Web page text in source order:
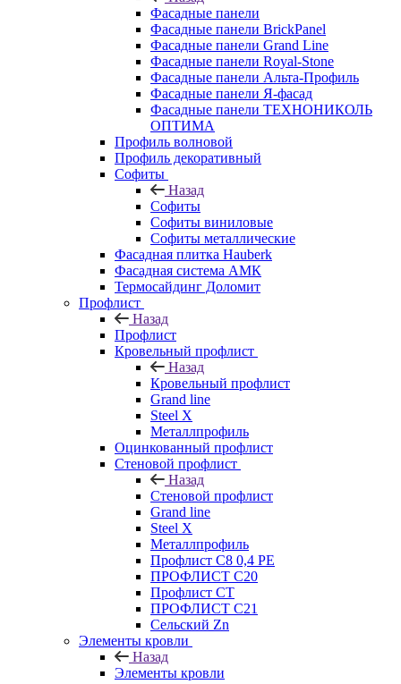
Фасадные панели
Фасадные панели BrickPanel
Фасадные панели Grand Line
Фасадные панели Royal-Stone
Фасадные панели Альта-Профиль
Фасадные панели Я-фасад
Фасадные панели ТЕХНОНИКОЛЬ
ОПТИМА
Профиль волновой
Профиль декоративный
Софиты
Назад
Софиты
Софиты виниловые
Софиты металлические
Фасадная плитка Hauberk
Фасадная система АМК
Термосайдинг Доломит
Профлист
Назад
Профлист
Кровельный профлист
Назад
Кровельный профлист
Grand line
Steel X
Металлпрофиль
Оцинкованный профлист
Стеновой профлист
Назад
Стеновой профлист
Grand line
Steel X
Металлпрофиль
Профлист С8 0,4 РЕ
ПРОФЛИСТ С20
Профлист СТ
ПРОФЛИСТ С21
Сельский Zn
Элементы кровли
Назад
Элементы кровли